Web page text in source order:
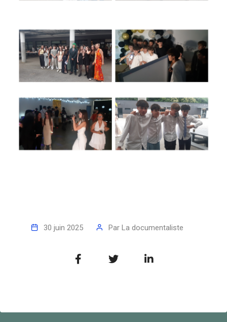
30 juin 2025 Par La documentaliste